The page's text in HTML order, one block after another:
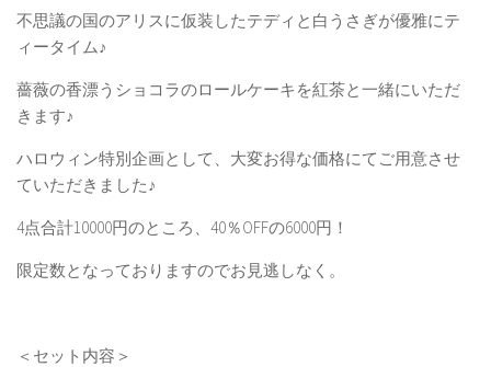
不思議の国のアリスに仮装したテディと白うさぎが優雅にテ
ィータイム♪
薔薇の香漂うショコラのロールケーキを紅茶と一緒にいただ
きます♪
ハロウィン特別企画として、大変お得な価格にてご用意させ
ていただきました♪
4点合計10000円のところ、40％OFFの6000円！
限定数となっておりますのでお見逃しなく。
＜セット内容＞